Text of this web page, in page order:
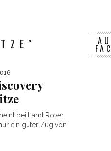
bei Land Rover
ein guter Zug von